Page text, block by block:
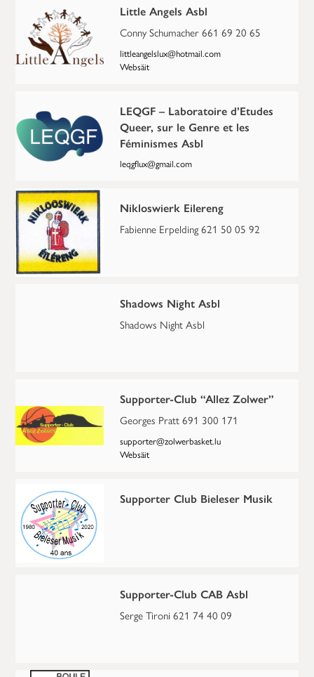
Little Angels Asbl
Conny Schumacher 661 69 20 65
littleangelslux@hotmail.com
Websäit
LEQGF – Laboratoire d’Etudes
Queer, sur le Genre et les
Féminismes Asbl
leqgflux@gmail.com
Nikloswierk Eilereng
Fabienne Erpelding 621 50 05 92
Shadows Night Asbl
Shadows Night Asbl
Supporter-Club “Allez Zolwer”
Georges Pratt 691 300 171
supporter@zolwerbasket.lu
Websäit
Supporter Club Bieleser Musik
Supporter-Club CAB Asbl
Serge Tironi 621 74 40 09